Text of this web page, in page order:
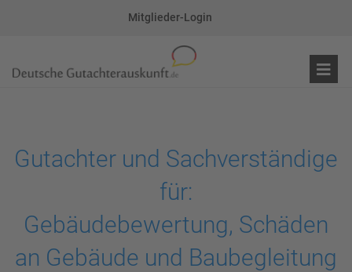
Mitglieder-Login
Gutachter und Sachverständige
für:
Gebäudebewertung, Schäden
an Gebäude und Baubegleitung